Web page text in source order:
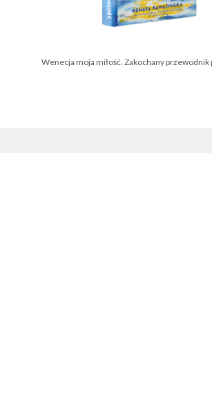
Wenecja moja miłość. Zakochany przewodnik